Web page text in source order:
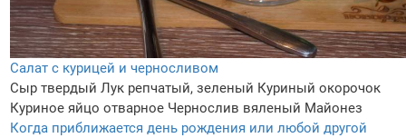
Салат с курицей и черносливом
Сыр твердый Лук репчатый, зеленый Куриный окорочок
Куриное яйцо отварное Чернослив вяленый Майонез
Когда приближается день рождения или любой другой